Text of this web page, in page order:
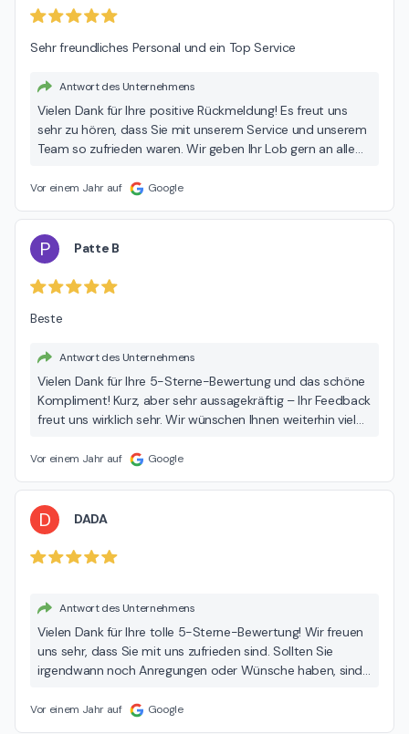
Lösung zu realisieren. Wir möchten betonen, dass wir uns
bemühen. Es ist uns wichtig, dass alle Schritte
Einigung gefunden werden konnte. Wenn Sie noch einmal
das Gespräch suchen möchten, stehen wir Ihnen weiterhin
gerne zur Verfügung. Unser Ziel bleibt, Missverständnisse
auszuräumen und eine für beide Seiten gute Lösung zu
freundlichen Grüßen Ihr Autohaus Dinnebier-Team
Sehr freundliches Personal und ein Top Service
Antwort des Unternehmens
Vielen Dank für Ihre positive Rückmeldung! Es freut uns
sehr zu hören, dass Sie mit unserem Service und unserem
Team so zufrieden waren. Wir geben Ihr Lob gern an alle
Besuch! Mit besten Grüßen Ihr Autohaus Dinnebier-Team
Vor einem Jahr auf Google
P Patte B
Beste
Antwort des Unternehmens
Vielen Dank für Ihre 5-Sterne-Bewertung und das schöne
Kompliment! Kurz, aber sehr aussagekräftig – Ihr Feedback
freut uns wirklich sehr. Wir wünschen Ihnen weiterhin viel
Ihr Autohaus Dinnebier-Team
Vor einem Jahr auf Google
D DADA
Antwort des Unternehmens
Vielen Dank für Ihre tolle 5-Sterne-Bewertung! Wir freuen
uns sehr, dass Sie mit uns zufrieden sind. Sollten Sie
irgendwann noch Anregungen oder Wünsche haben, sind
wir freuen uns auf Sie! Ihr Autohaus Dinnebier-Team
Vor einem Jahr auf Google